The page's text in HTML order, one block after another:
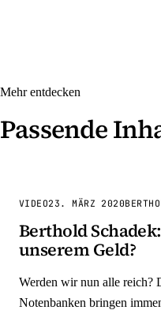
Mehr entdecken
Passende
VIDEO23. MÄRZ 2020
Berthold
unserem Geld?
Werden wir nun alle reich?
Notenbanken bringen